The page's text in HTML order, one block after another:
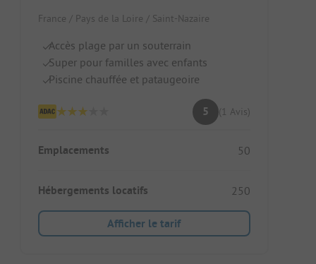
France / Pays de la Loire / Saint-Nazaire
Accès plage par un souterrain
Super pour familles avec enfants
Piscine chauffée et pataugeoire
5 (1 Avis)
Emplacements 50
Hébergements locatifs 250
Afficher le tarif